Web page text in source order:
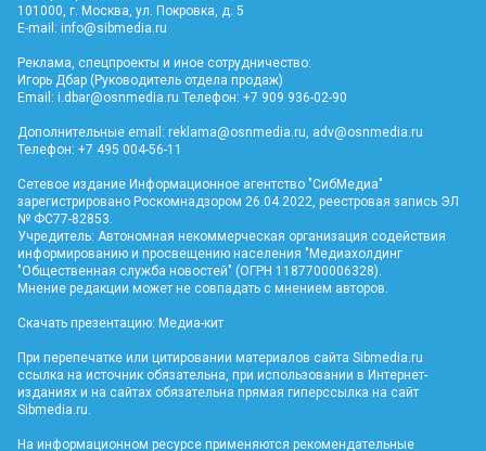
101000, г. Москва, ул. Покровка, д. 5
E-mail: info@sibmedia.ru
Реклама, спецпроекты и иное сотрудничество:
Игорь Дбар (Руководитель отдела продаж)
Email: i.dbar@osnmedia.ru Телефон: +7 909 936-02-90
Дополнительные email: reklama@osnmedia.ru adv@osnmedia.ru
Телефон: +7 495 004-56-11
Сетевое издание Информационное агентство "СибМедиа"
зарегистрировано Роскомнадзором 26.04.2022, реестровая запись ЭЛ
№ ФС77-82853.
Учредитель: Автономная некоммерческая организация содействия
информированию и просвещению населения "Медиахолдинг
"Общественная служба новостей" (ОГРН 1187700006328).
Мнение редакции может не совпадать с мнением авторов.
Скачать презентацию: Медиа-кит
При перепечатке или цитировании материалов сайта Sibmedia.ru
ссылка на источник обязательна, при использовании в Интернет-
изданиях и на сайтах обязательна прямая гиперссылка на сайт
Sibmedia.ru
На информационном ресурсе применяются рекомендательные